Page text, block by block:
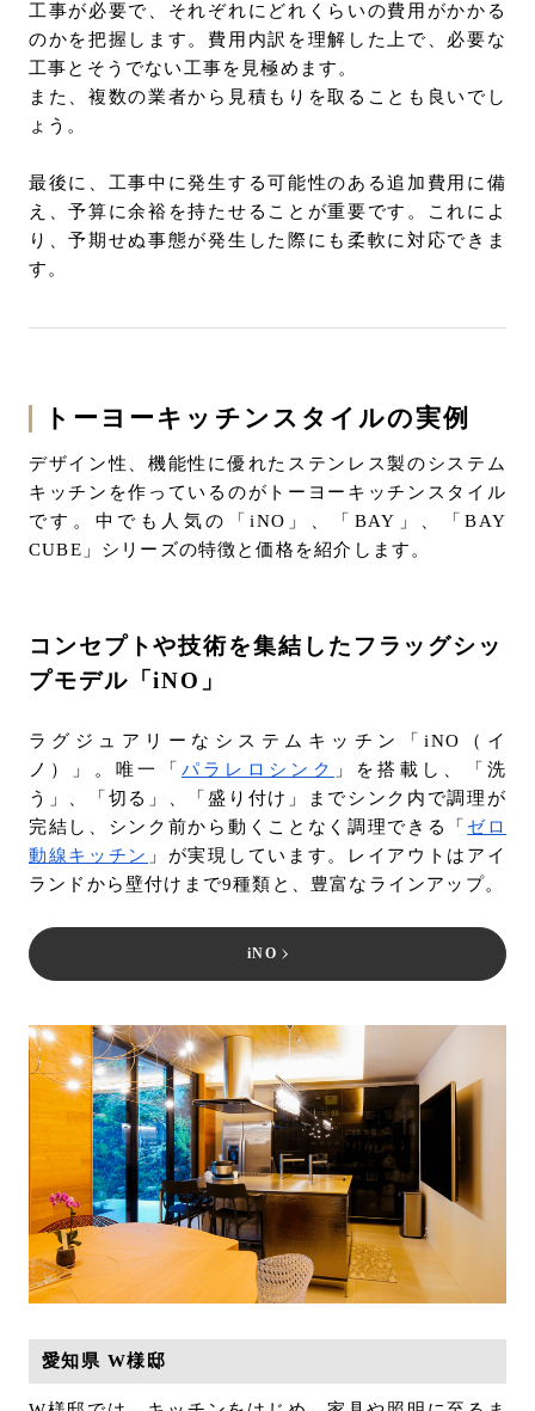
工事が必要で、それぞれにどれくらいの費用がかかる
のかを把握します。費用内訳を理解した上で、必要な
工事とそうでない工事を見極めます。
また、複数の業者から見積もりを取ることも良いでし
ょう。
最後に、工事中に発生する可能性のある追加費用に備
え、予算に余裕を持たせることが重要です。これによ
り、予期せぬ事態が発生した際にも柔軟に対応できま
す。
トーヨーキッチンスタイルの実例
デザイン性、機能性に優れたステンレス製のシステム
キッチンを作っているのがトーヨーキッチンスタイル
です。中でも人気の「iNO」、「BAY」、「BAY
CUBE」シリーズの特徴と価格を紹介します。
コンセプトや技術を集結したフラッグシッ
プモデル「iNO」
ラグジュアリーなシステムキッチン「iNO（イ
ノ）」。唯一「 パラレロシンク
」を搭載し、「洗
う」、「切る」、「盛り付け」までシンク内で調理が
完結し、シンク前から動くことなく調理できる「 ゼロ
動線キッチン 」が実現しています。レイアウトはアイ
ランドから壁付けまで9種類と、豊富なラインアップ。
iNO
愛知県 W様邸